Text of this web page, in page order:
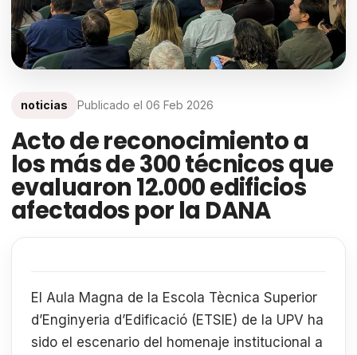
noticias Publicado el 06 Feb 2026
Acto de reconocimiento a
los más de 300 técnicos que
evaluaron 12.000 edificios
afectados por la DANA
El Aula Magna de la Escola Tècnica Superior
d’Enginyeria d’Edificació (ETSIE) de la UPV ha
sido el escenario del homenaje institucional a